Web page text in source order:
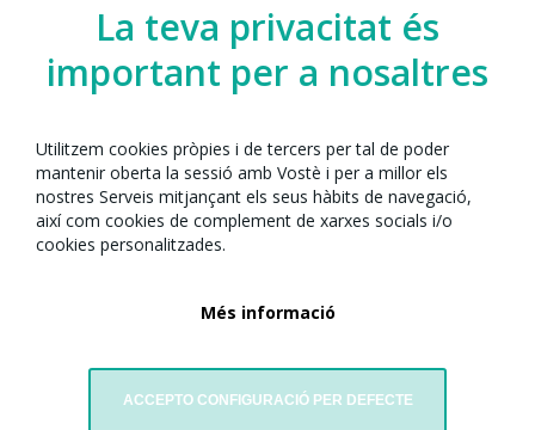
La teva privacitat és
important per a nosaltres
Utilitzem cookies pròpies i de tercers per tal de poder
mantenir oberta la sessió amb Vostè i per a millor els
nostres Serveis mitjançant els seus hàbits de navegació,
així com cookies de complement de xarxes socials i/o
cookies personalitzades.
Més informació
ACCEPTO CONFIGURACIÓ PER DEFECTE
Dades de l'activitat
Fundació Institut Confuci de Barcelona
c. Elisabets 10 | 08001 Barcelona (mapa)
Catalunya L1, L3.
l'activitat organitzada per: